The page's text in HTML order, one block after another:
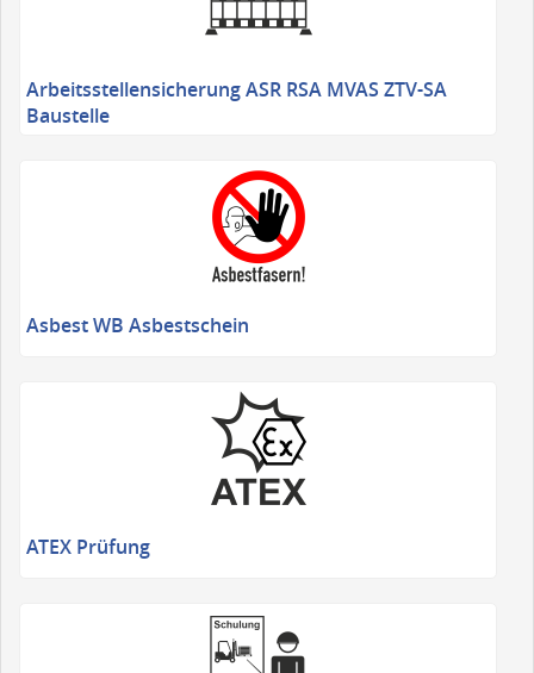
Arbeitsstellensicherung ASR RSA MVAS ZTV-SA
Baustelle
Asbest WB Asbestschein
ATEX Prüfung